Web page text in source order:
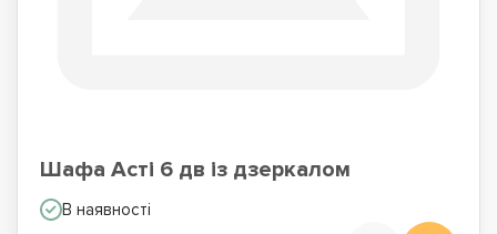
Шафа Асті 6 дв із дзеркалом
В наявності